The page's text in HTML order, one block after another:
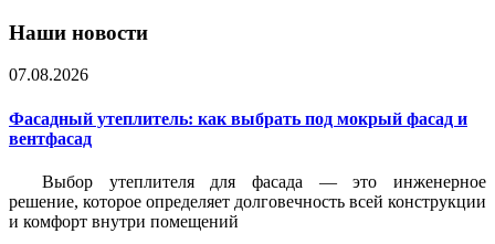
Наши новости
07.08.2026
Фасадный утеплитель: как выбрать под мокрый фасад и
вентфасад
Выбор утеплителя для фасада — это инженерное
решение, которое определяет долговечность всей конструкции
и комфорт внутри помещений